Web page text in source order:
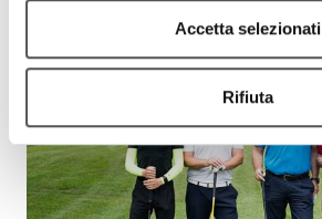
Accetta selezionati
Rifiuta